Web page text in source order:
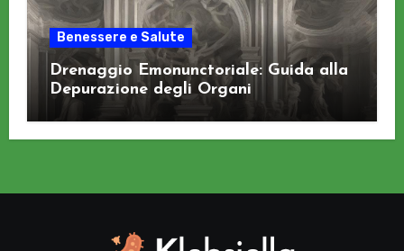
Benessere e Salute
Drenaggio Emonunctoriale: Guida alla
Depurazione degli Organi